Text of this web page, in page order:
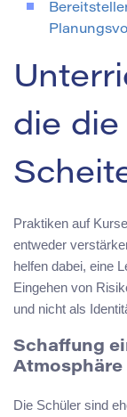
die
Praktiken auf
entweder
helfen dabei, eine
Eingehen von
und nicht als
Schaffung
Atmosphäre
Die Schüler sind